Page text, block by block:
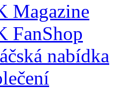
Magazine
FanShop
nabídka